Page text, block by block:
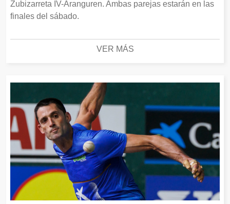
Zubizarreta IV-Aranguren. Ambas parejas estarán en las
finales del sábado.
VER MÁS